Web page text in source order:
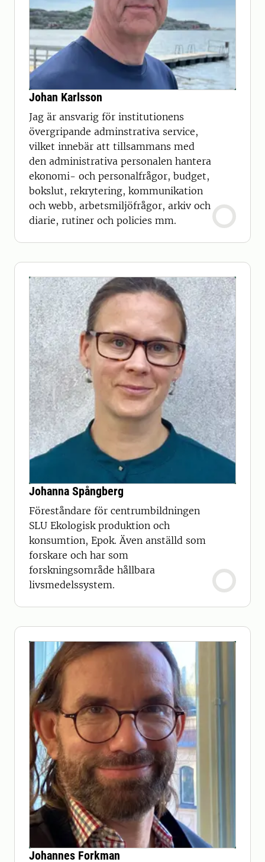
Johan Karlsson
Jag är ansvarig för institutionens
övergripande adminstrativa service,
vilket innebär att tillsammans med
den administrativa personalen hantera
ekonomi- och personalfrågor, budget,
bokslut, rekrytering, kommunikation
och webb, arbetsmiljöfrågor, arkiv och
diarie, rutiner och policies mm.
Johanna Spångberg
Föreståndare för centrumbildningen
SLU Ekologisk produktion och
konsumtion, Epok. Även anställd som
forskare och har som
forskningsområde hållbara
livsmedelssystem.
Johannes Forkman